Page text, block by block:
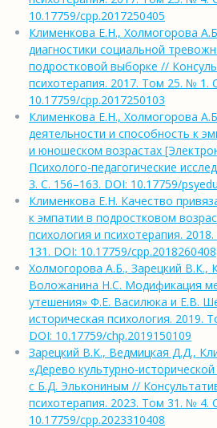
10.17759/cpp.2017250405
Клименкова Е.Н., Холмогорова
диагностики социальной
подростковой выборке //
психотерапия. 2017. Том 25. № 1.
10.17759/cpp.2017250103
Клименкова Е.Н., Холмогорова
деятельности и способность к
и юношеском возрастах
Психолого-педагогические
3. С. 156–163. DOI: 10.17759/
Клименкова Е.Н. Качество
к эмпатии в подростковом
психология и психотерапия.
131. DOI: 10.17759/cpp.2018260408
Холмогорова А.Б., Зарецкий В.К.,
Воложанина Н.С. Модификация
утешения» Ф.Е. Василюка и Е.В.
историческая психология. 2019.
DOI: 10.17759/chp.2019150109
Зарецкий В.К., Ведмицкая Д.Д.,
«Дерево культурно-
с Б.Д. Элькониным //
психотерапия. 2023. Том 31. № 4.
10.17759/cpp.2023310408